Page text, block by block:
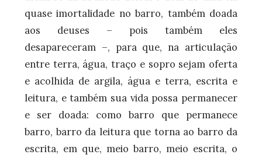
quase imortalidade no barro, também doada
aos deuses – pois também eles
desapareceram –, para que, na articulação
entre terra, água, traço e sopro sejam oferta
e acolhida de argila, água e terra, escrita e
leitura, e também sua vida possa permanecer
e ser doada: como barro que permanece
barro, barro da leitura que torna ao barro da
escrita, em que, meio barro, meio escrita, o